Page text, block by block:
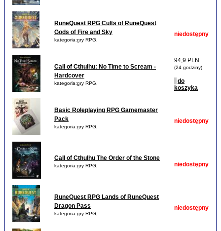
RuneQuest RPG Cults of RuneQuest
Gods of Fire and Sky
kategoria:gry RPG,
niedostępny
Call of Cthulhu: No Time to Scream -
Hardcover
kategoria:gry RPG,
94,9 PLN
(24 godziny)
do
koszyka
Basic Roleplaying RPG Gamemaster
Pack
kategoria:gry RPG,
niedostępny
Call of Cthulhu The Order of the Stone
kategoria:gry RPG, niedostępny
RuneQuest RPG Lands of RuneQuest
Dragon Pass
kategoria:gry RPG,
niedostępny